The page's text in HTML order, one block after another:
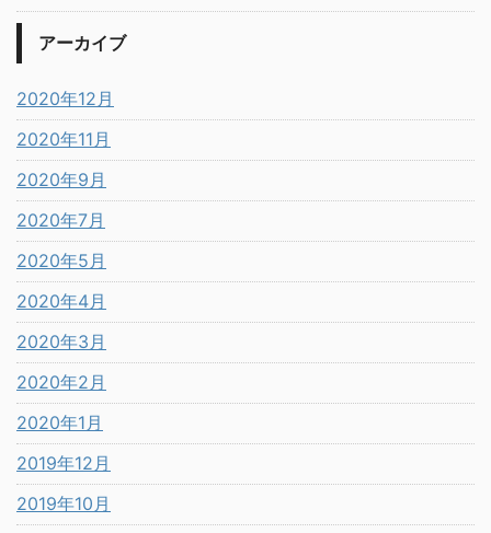
アーカイブ
2020年12月
2020年11月
2020年9月
2020年7月
2020年5月
2020年4月
2020年3月
2020年2月
2020年1月
2019年12月
2019年10月